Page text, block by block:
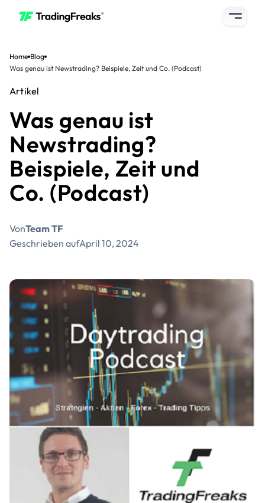
Home Blog
Was genau ist Newstrading? Beispiele, Zeit und Co. (Podcast)
Artikel
Was genau ist
Newstrading?
Beispiele, Zeit und
Co. (Podcast)
VonTeam TF
Geschrieben aufApril 10, 2024